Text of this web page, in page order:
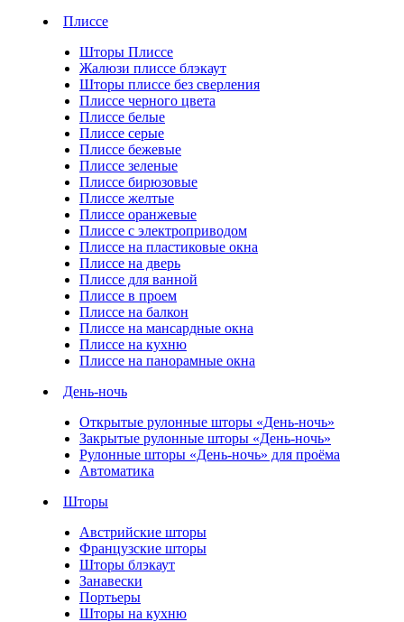
Плиссе
Шторы Плиссе
Жалюзи плиссе блэкаут
Шторы плиссе без сверления
Плиссе черного цвета
Плиссе белые
Плиссе серые
Плиссе бежевые
Плиссе зеленые
Плиссе бирюзовые
Плиссе желтые
Плиссе оранжевые
Плиссе с электроприводом
Плиссе на пластиковые окна
Плиссе на дверь
Плиссе для ванной
Плиссе в проем
Плиссе на балкон
Плиссе на мансардные окна
Плиссе на кухню
Плиссе на панорамные окна
День-ночь
Открытые рулонные шторы «День-ночь»
Закрытые рулонные шторы «День-ночь»
Рулонные шторы «День-ночь» для проёма
Автоматика
Шторы
Австрийские шторы
Французские шторы
Шторы блэкаут
Занавески
Портьеры
Шторы на кухню